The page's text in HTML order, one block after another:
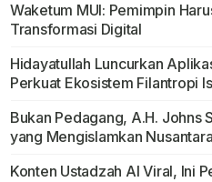
Waketum MUI: Pemimpin
Transformasi Digital
Hidayatullah Luncurkan
Perkuat Ekosistem Filantropi
Bukan Pedagang, A.H. Johns
yang Mengislamkan Nusantara
Konten Ustadzah AI Viral, Ini